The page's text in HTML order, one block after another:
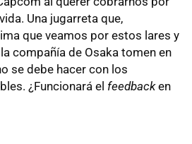
Una jugarreta que,
que veamos por estos lares y
compañía de Osaka tomen en
se debe hacer con los
¿Funcionará el feedbacken